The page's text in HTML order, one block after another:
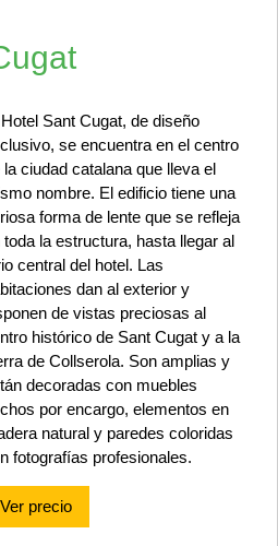
Sant Cugat, de diseño
se encuentra en el centro
la ciudad catalana que lleva el
nombre. El edificio tiene una
forma de lente que se refleja
toda la estructura, hasta llegar al
central del hotel. Las
dan al exterior y
de vistas preciosas al
histórico de Sant Cugat y a la
de Collserola. Son amplias y
decoradas con muebles
por encargo, elementos en
natural y paredes coloridas
fotografías profesionales.
Ver precio